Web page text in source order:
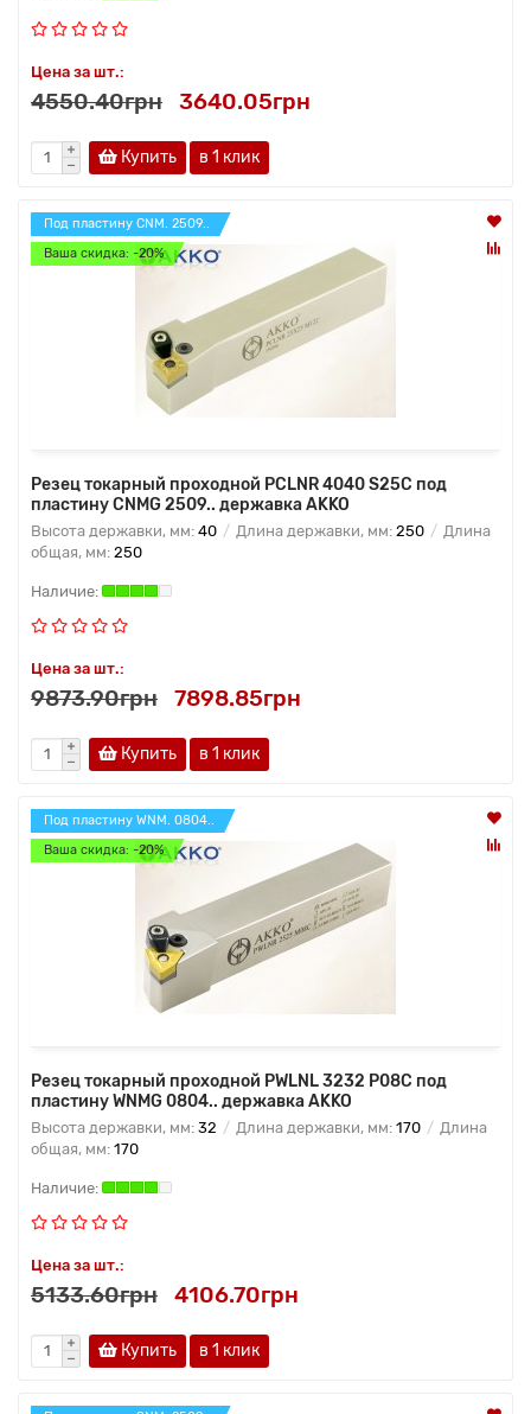
Цена за шт.:
4550.40грн 3640.05грн
Купить в 1 клик
Под пластину CNM. 2509..
Ваша скидка: -20%
Резец токарный проходной PCLNR 4040 S25C под
пластину CNMG 2509.. державка AKKO
Высота державки, мм: 40 Длина державки, мм: 250
Длина
общая, мм: 250
Цена за шт.:
9873.90грн 7898.85грн
Купить в 1 клик
Под пластину WNM. 0804..
Ваша скидка: -20%
Резец токарный проходной PWLNL 3232 P08C под
пластину WNMG 0804.. державка AKKO
Высота державки, мм: 32 Длина державки, мм: 170
Длина
общая, мм: 170
Цена за шт.:
5133.60грн 4106.70грн
Купить в 1 клик